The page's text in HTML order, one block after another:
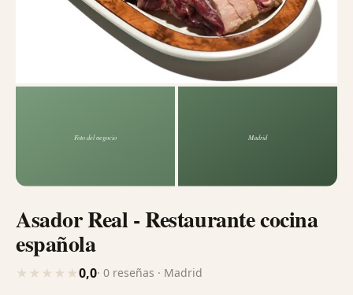
Asador Real - Restaurante cocina
española
★ ★ ★ ★ ★0,0· 0 reseñas · Madrid